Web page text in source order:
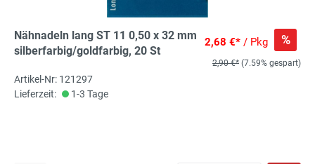
Nähnadeln lang ST 11 0,50 x 32 mm
silberfarbig/goldfarbig, 20 St
2,68 €* / Pkg %
2,90 €* (7.59% gespart)
Artikel-Nr: 121297
Lieferzeit:
1-3 Tage